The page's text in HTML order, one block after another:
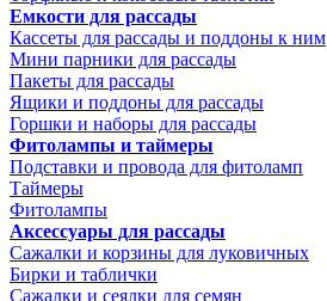
Емкости для рассады
Кассеты для рассады и поддоны к ним
Мини парники для рассады
Пакеты для рассады
Ящики и поддоны для рассады
Горшки и наборы для рассады
Фитолампы и таймеры
Подставки и провода для фитоламп
Таймеры
Фитолампы
Аксессуары для рассады
Сажалки и корзины для луковичных
Бирки и таблички
Сажалки и сеялки для семян